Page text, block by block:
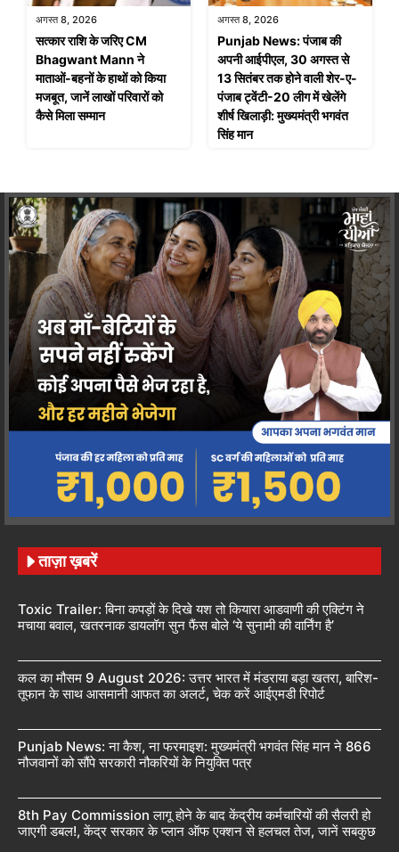
अगस्त 8, 2026
सत्कार राशि के जरिए CM
Bhagwant Mann ने
माताओं-बहनों के हाथों को किया
मजबूत, जानें लाखों परिवारों को
कैसे मिला सम्मान
अगस्त 8, 2026
Punjab News: पंजाब की
अपनी आईपीएल, 30 अगस्त से
13 सितंबर तक होने वाली शेर-ए-
पंजाब ट्वेंटी-20 लीग में खेलेंगे
शीर्ष खिलाड़ी: मुख्यमंत्री भगवंत
सिंह मान
ताज़ा ख़बरें
Toxic Trailer: बिना कपड़ों के दिखे यश तो कियारा आडवाणी की एक्टिंग ने
मचाया बवाल, खतरनाक डायलॉग सुन फैंस बोले ‘ये सुनामी की वार्निंग है’
कल का मौसम 9 August 2026: उत्तर भारत में मंडराया बड़ा खतरा, बारिश-
तूफान के साथ आसमानी आफत का अलर्ट, चेक करें आईएमडी रिपोर्ट
Punjab News: ना कैश, ना फरमाइश: मुख्यमंत्री भगवंत सिंह मान ने 866
नौजवानों को सौंपे सरकारी नौकरियों के नियुक्ति पत्र
8th Pay Commission लागू होने के बाद केंद्रीय कर्मचारियों की सैलरी हो
जाएगी डबल!, केंद्र सरकार के प्लान ऑफ एक्शन से हलचल तेज, जानें सबकुछ